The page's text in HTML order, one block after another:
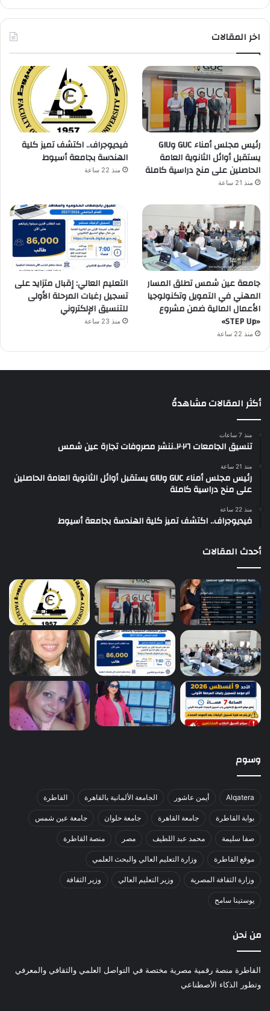
اخر المقالات
رئيس مجلس أمناء GUC وGIU
يستقبل أوائل الثانوية العامة
الحاصلين على منح دراسية كاملة
منذ 21 ساعة
فيديوجراف.. اكتشف تميز كلية
الهندسة بجامعة أسيوط
منذ 22 ساعة
جامعة عين شمس تطلق المسار
المهني في التمويل وتكنولوجيا
الأعمال المالية ضمن مشروع
«STEP Up»
منذ 22 ساعة
التعليم العالي: إقبال متزايد على
تسجيل رغبات المرحلة الأولى
للتنسيق الإلكتروني
منذ 23 ساعة
أكثر المقالات مشاهدةً
منذ 7 ساعات
تنسيق الجامعات ٢٠٢٦..ننشر مصروفات تجارة عين شمس
منذ 21 ساعة
رئيس مجلس أمناء GUC وGIU يستقبل أوائل الثانوية العامة الحاصلين
على منح دراسية كاملة
منذ 22 ساعة
فيديوجراف.. اكتشف تميز كلية الهندسة بجامعة أسيوط
أحدث المقالات
وسوم
Alqatera أيمن عاشور الجامعة الألمانية بالقاهرة القاطرة
بوابة القاطرة جامعة القاهرة جامعة حلوان جامعة عين شمس
صفا سليمة محمد عبد اللطيف مصر منصة القاطرة
موقع القاطرة وزارة التعليم العالي والبحث العلمي
وزارة الثقافة المصرية وزير التعليم العالي وزير الثقافة
يوستينا سامح
من نحن
القاطرة منصة رقمية مصرية مختصة في التواصل العلمي والثقافي والمعرفي
وتطور الذكاء الأصطناعي